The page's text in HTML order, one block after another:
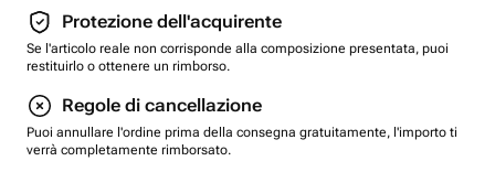
Protezione dell'acquirente
Se l'articolo reale non corrisponde alla composizione presentata, puoi
restituirlo o ottenere un rimborso.
Regole di cancellazione
Puoi annullare l'ordine prima della consegna gratuitamente, l'importo ti
verrà completamente rimborsato.